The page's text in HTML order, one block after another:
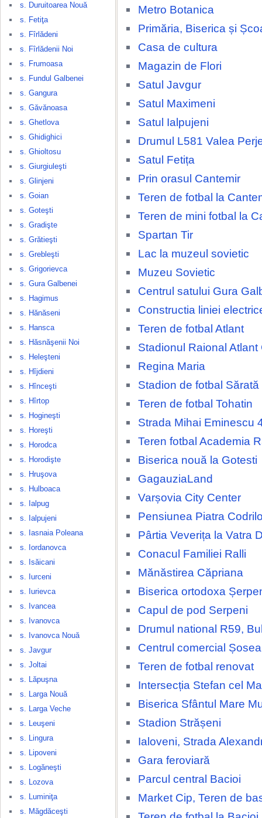
s. Duruitoarea Nouă
s. Fetiţa
s. Fîrlădeni
s. Fîrlădenii Noi
s. Frumoasa
s. Fundul Galbenei
s. Gangura
s. Găvănoasa
s. Ghetlova
s. Ghidighici
s. Ghioltosu
s. Giurgiuleşti
s. Glinjeni
s. Goian
s. Goteşti
s. Gradişte
s. Grătieşti
s. Grebleşti
s. Grigorievca
s. Gura Galbenei
s. Hagimus
s. Hănăseni
s. Hansca
s. Hăsnăşenii Noi
s. Heleşteni
s. Hîjdieni
s. Hînceşti
s. Hîrtop
s. Hogineşti
s. Horeşti
s. Horodca
s. Horodişte
s. Hruşova
s. Hulboaca
s. Ialpug
s. Ialpujeni
s. Iasnaia Poleana
s. Iordanovca
s. Isăicani
s. Iurceni
s. Iurievca
s. Ivancea
s. Ivanovca
s. Ivanovca Nouă
s. Javgur
s. Joltai
s. Lăpuşna
s. Larga Nouă
s. Larga Veche
s. Leuşeni
s. Lingura
s. Lipoveni
s. Logăneşti
s. Lozova
s. Luminiţa
s. Măgdăceşti
Metro Botanica
Primăria, Biserica și
Casa de cultura
Magazin de Flori
Satul Javgur
Satul Maximeni
Satul Ialpujeni
Drumul L581 Valea
Satul Fetița
Prin orasul Cantemir
Teren de fotbal la
Teren de mini fotbal la
Spartan Tir
Lac la muzeul sovietic
Muzeu Sovietic
Centrul satului Gura
Constructia liniei
Teren de fotbal Atlant
Stadionul Raional Atlant
Regina Maria
Stadion de fotbal
Teren de fotbal Tohatin
Strada Mihai Eminescu
Teren fotbal Academia
Biserica nouă la Gotesti
GagauziaLand
Varșovia City Center
Pensiunea Piatra
Pârtia Veverița la Vatra
Conacul Familiei Ralli
Mănăstirea Căpriana
Biserica ortodoxa
Capul de pod Serpeni
Drumul national R59,
Centrul comercial
Teren de fotbal renovat
Intersecția Stefan cel
Biserica Sfântul Mare
Stadion Strășeni
Ialoveni, Strada
Gara feroviară
Parcul central Bacioi
Market Cip, Teren de